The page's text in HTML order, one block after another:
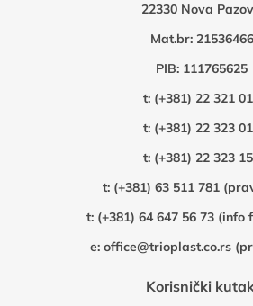
22330 Nova
Mat.br: 21536466
PIB: 111765625
t: (+381) 22 321
t: (+381) 22 323
t: (+381) 22 323
t: (+381) 63 511 781
t: (+381) 64 647 56 73 (info
e: office@trioplast.co.rs
Korisnički